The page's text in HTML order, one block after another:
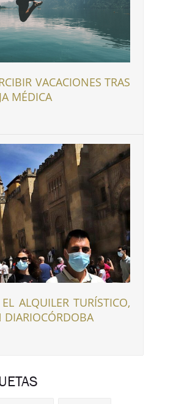
VACACIONES TRAS
MÉDICA
ALQUILER TURÍSTICO,
DIARIOCÓRDOBA